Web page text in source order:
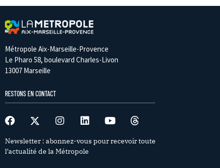
Métropole Aix-Marseille-Provence
Le Pharo 58, boulevard Charles-Livon
13007 Marseille
RESTONS EN CONTACT
Newsletter : abonnez-vous pour recevoir toute
l’actualité de la Métropole